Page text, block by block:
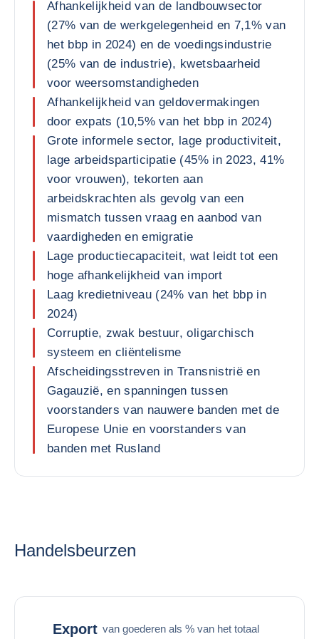
Afhankelijkheid van de landbouwsector
(27% van de werkgelegenheid en 7,1% van
het bbp in 2024) en de voedingsindustrie
(25% van de industrie), kwetsbaarheid
voor weersomstandigheden
Afhankelijkheid van geldovermakingen
door expats (10,5% van het bbp in 2024)
Grote informele sector, lage productiviteit,
lage arbeidsparticipatie (45% in 2023, 41%
voor vrouwen), tekorten aan
arbeidskrachten als gevolg van een
mismatch tussen vraag en aanbod van
vaardigheden en emigratie
Lage productiecapaciteit, wat leidt tot een
hoge afhankelijkheid van import
Laag kredietniveau (24% van het bbp in
2024)
Corruptie, zwak bestuur, oligarchisch
systeem en cliëntelisme
Afscheidingsstreven in Transnistrië en
Gagauzië, en spanningen tussen
voorstanders van nauwere banden met de
Europese Unie en voorstanders van
banden met Rusland
Handelsbeurzen
Export van goederen als % van het totaal